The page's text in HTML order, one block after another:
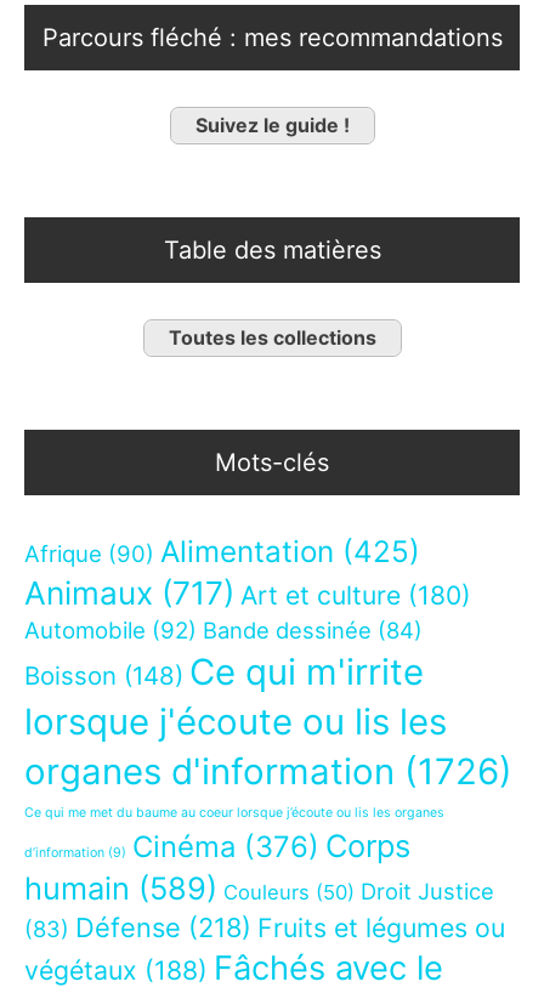
Parcours fléché : mes recommandations
Suivez le guide !
Table des matières
Toutes les collections
Mots-clés
Afrique (90) Alimentation (425)
Animaux (717) Art et culture (180)
Automobile (92) Bande dessinée (84)
Boisson (148) Ce qui m'irrite
lorsque j'écoute ou lis les
organes d'information (1726)
Ce qui me met du baume au coeur lorsque j’écoute ou lis les organes
d’information (9) Cinéma (376) Corps
humain (589) Couleurs (50) Droit Justice
(83) Défense (218) Fruits et légumes ou
végétaux (188) Fâchés avec le